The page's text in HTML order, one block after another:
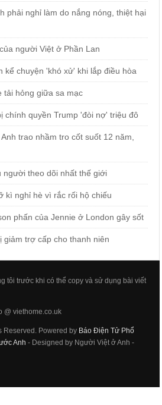
phải nghỉ làm do nắng nóng, thiệt hại
người Việt ở Phần Lan
kể chuyện 'khó xử' khi lắp điều hòa
tải hỏng giữa sa mạc
chính quyền Trump 'đòi nợ' triệu đô
trao nhầm tro cốt suốt 12 năm,
người theo dõi nhất thế giới
kì nghỉ hè vì rắc rối hộ chiếu
phấn của Jennie ở London gây sốt
giảm trợ cấp cho thanh niên
tôi trước khi có thể copy và sử dụng bài viết
@ viethome.co.uk
Reserved. Powered by Báo Điện Tử Phổ
Anh - Designed by Người Việt ở Anh -